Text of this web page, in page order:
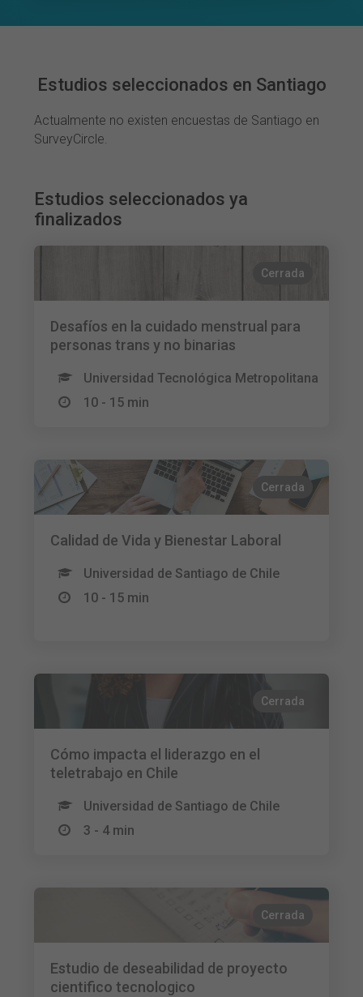
Estudios seleccionados en Santiago
Actualmente no existen encuestas de Santiago en
SurveyCircle.
Estudios seleccionados ya
finalizados
Cerrada
Desafíos en la cuidado menstrual para
personas trans y no binarias
Universidad Tecnológica Metropolitana
10 - 15 min
Cerrada
Calidad de Vida y Bienestar Laboral
Universidad de Santiago de Chile
10 - 15 min
Cerrada
Cómo impacta el liderazgo en el
teletrabajo en Chile
Universidad de Santiago de Chile
3 - 4 min
Cerrada
Estudio de deseabilidad de proyecto
cientifico tecnologico